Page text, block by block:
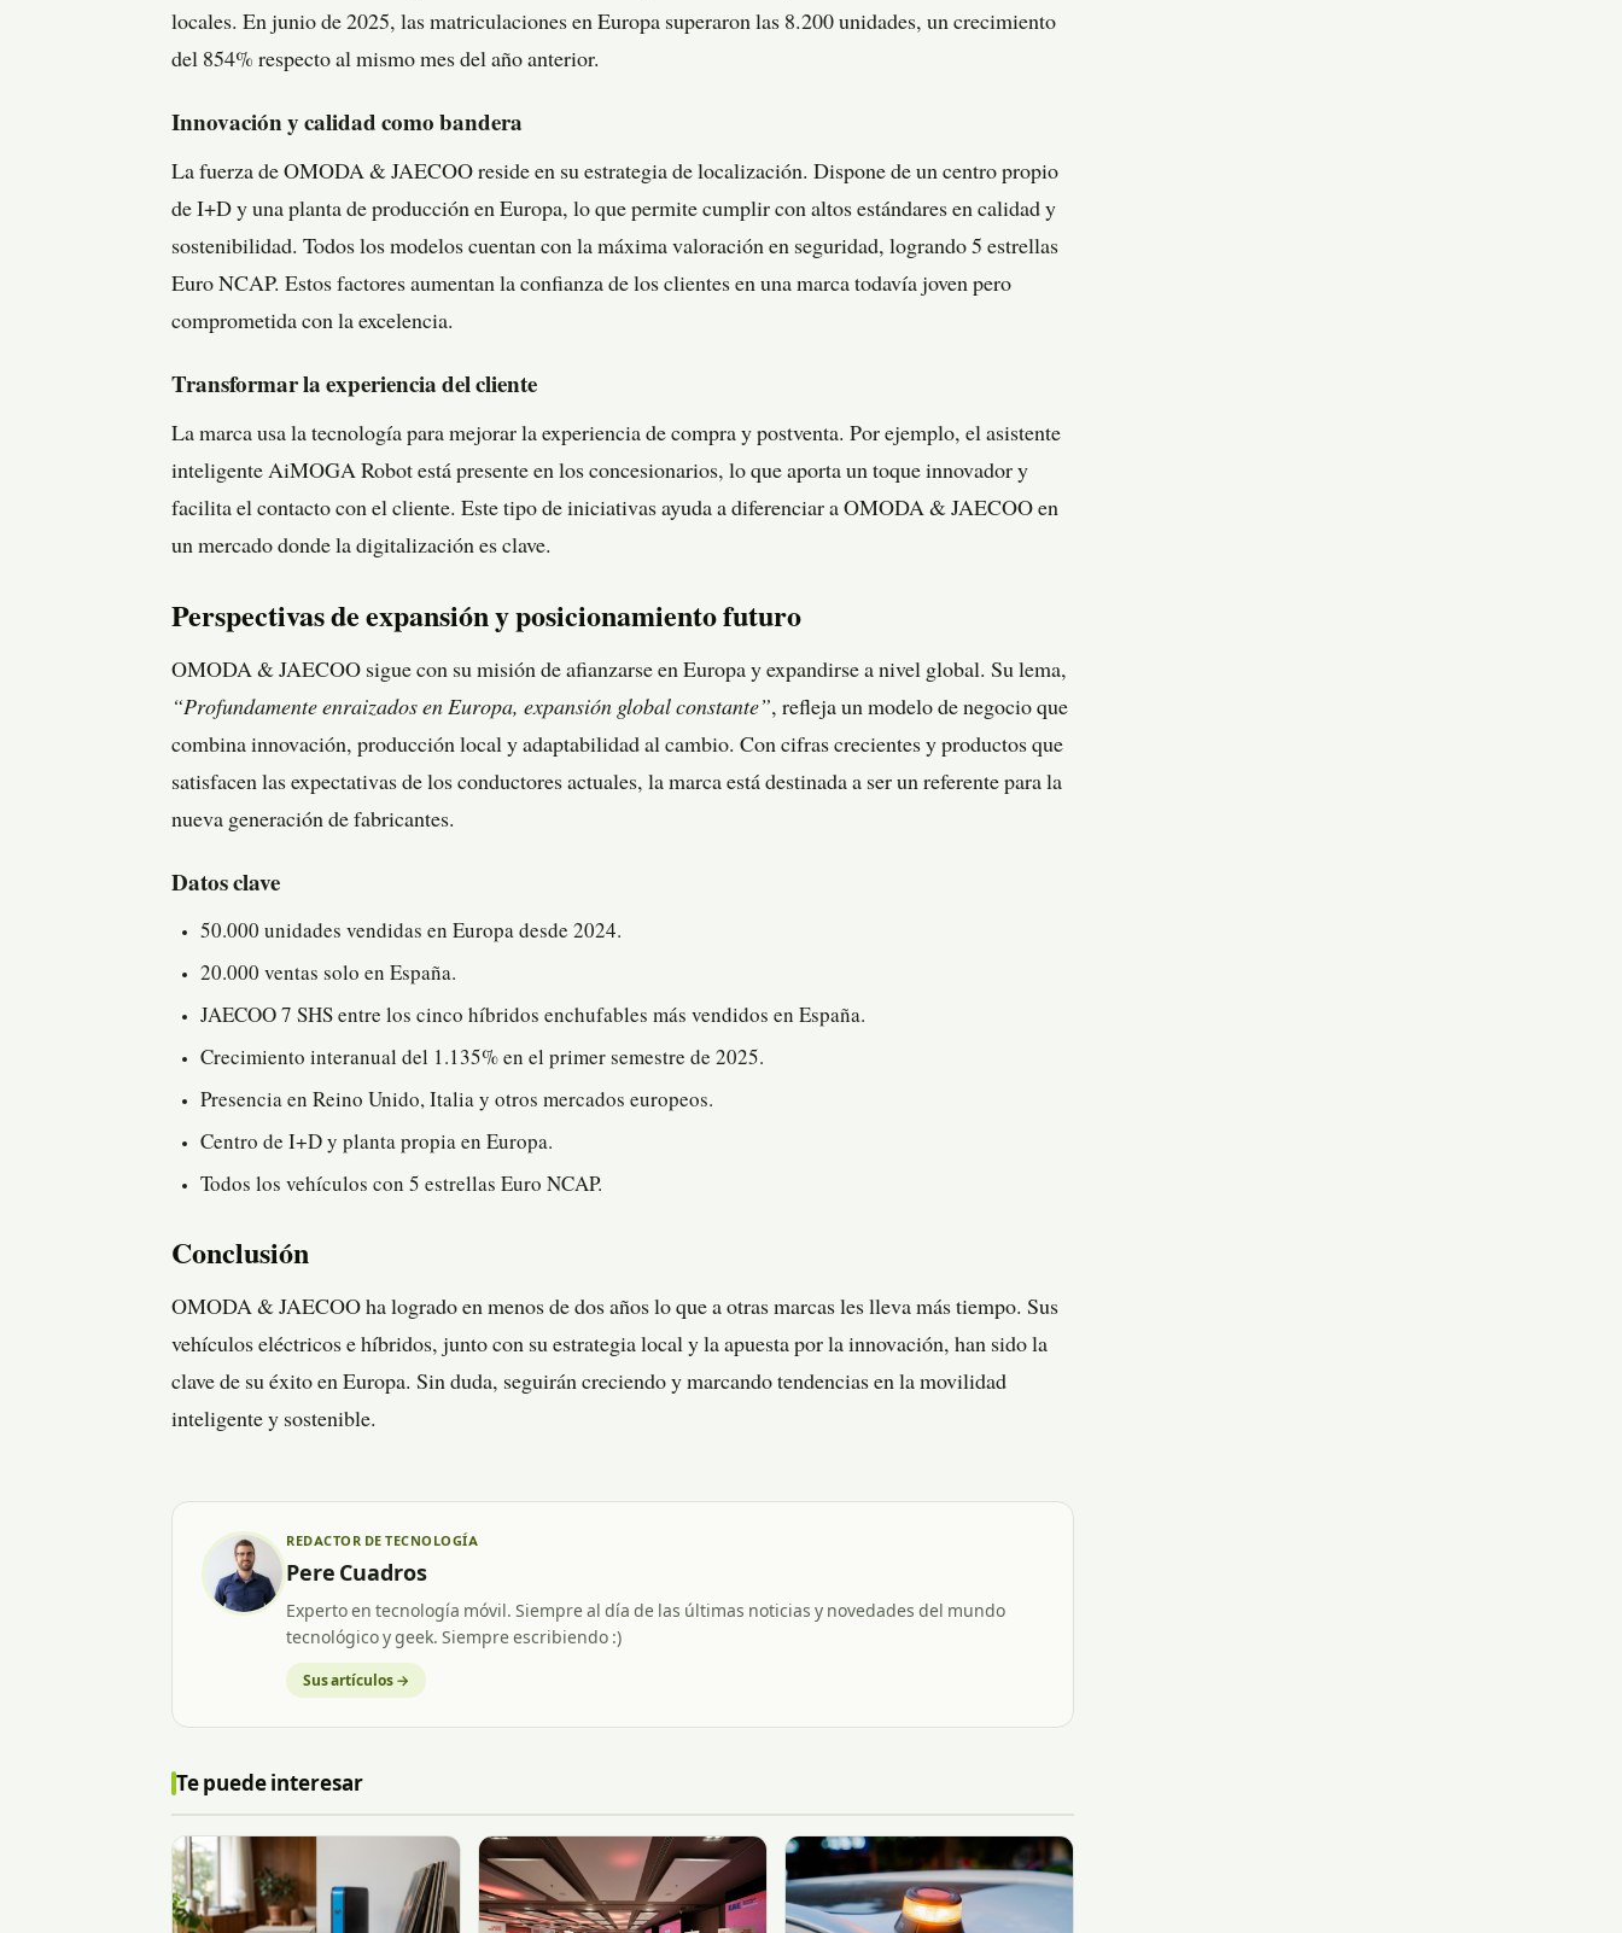
locales. En junio de 2025, las matriculaciones en Europa superaron las 8.200 unidades, un crecimiento
del 854% respecto al mismo mes del año anterior.
Innovación y calidad como bandera
La fuerza de OMODA & JAECOO reside en su estrategia de localización. Dispone de un centro propio
de I+D y una planta de producción en Europa, lo que permite cumplir con altos estándares en calidad y
sostenibilidad. Todos los modelos cuentan con la máxima valoración en seguridad, logrando 5 estrellas
Euro NCAP. Estos factores aumentan la confianza de los clientes en una marca todavía joven pero
comprometida con la excelencia.
Transformar la experiencia del cliente
La marca usa la tecnología para mejorar la experiencia de compra y postventa. Por ejemplo, el asistente
inteligente AiMOGA Robot está presente en los concesionarios, lo que aporta un toque innovador y
facilita el contacto con el cliente. Este tipo de iniciativas ayuda a diferenciar a OMODA & JAECOO en
un mercado donde la digitalización es clave.
Perspectivas de expansión y posicionamiento futuro
OMODA & JAECOO sigue con su misión de afianzarse en Europa y expandirse a nivel global. Su lema,
“Profundamente enraizados en Europa, expansión global constante”, refleja un modelo de negocio que
combina innovación, producción local y adaptabilidad al cambio. Con cifras crecientes y productos que
satisfacen las expectativas de los conductores actuales, la marca está destinada a ser un referente para la
nueva generación de fabricantes.
Datos clave
50.000 unidades vendidas en Europa desde 2024.
20.000 ventas solo en España.
JAECOO 7 SHS entre los cinco híbridos enchufables más vendidos en España.
Crecimiento interanual del 1.135% en el primer semestre de 2025.
Presencia en Reino Unido, Italia y otros mercados europeos.
Centro de I+D y planta propia en Europa.
Todos los vehículos con 5 estrellas Euro NCAP.
Conclusión
OMODA & JAECOO ha logrado en menos de dos años lo que a otras marcas les lleva más tiempo. Sus
vehículos eléctricos e híbridos, junto con su estrategia local y la apuesta por la innovación, han sido la
clave de su éxito en Europa. Sin duda, seguirán creciendo y marcando tendencias en la movilidad
inteligente y sostenible.
REDACTOR DE TECNOLOGÍA
Pere Cuadros
Experto en tecnología móvil. Siempre al día de las últimas noticias y novedades del mundo
tecnológico y geek. Siempre escribiendo :)
Sus artículos →
Te puede interesar